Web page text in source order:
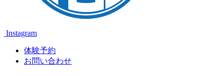
Instagram
体験予約
お問い合わせ